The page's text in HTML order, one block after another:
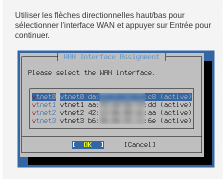
Utiliser les flèches directionnelles haut/bas pour
sélectionner l'interface WAN et appuyer sur Entrée pour
continuer.